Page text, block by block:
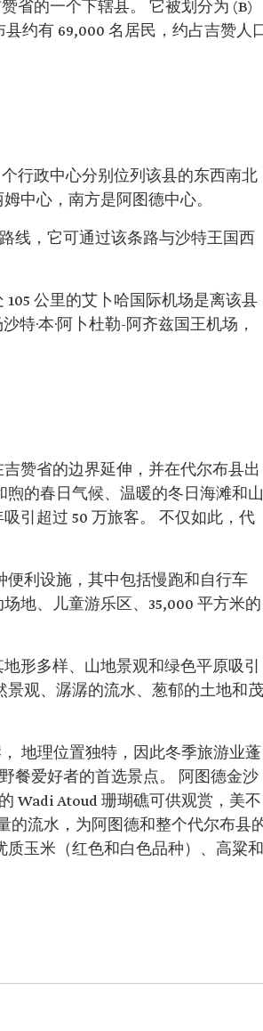
省的一个下辖县。 它被划分为 (B)
约有 69,000 名居民，约占吉赞人
行政中心分别位列该县的东西南北
中心，南方是阿图德中心。
线，它可通过该条路与沙特王国西
公里的艾卜哈国际机场是离该县
特·本·阿卜杜勒-阿齐兹国王机场，
赞省的边界延伸，并在代尔布县出
的春日气候、温暖的冬日海滩和山
引超过 50 万旅客。 不仅如此，代
利设施，其中包括慢跑和自行车
地、儿童游乐区、35,000 平方米的
形多样、山地景观和绿色平原吸引
观、潺潺的流水、葱郁的土地和茂
地理位置独特，因此冬季旅游业蓬
餐爱好者的首选景点。 阿图德金沙
Wadi Atoud 珊瑚礁可供观赏，美不
的流水，为阿图德和整个代尔布县
玉米（红色和白色品种）、高粱和